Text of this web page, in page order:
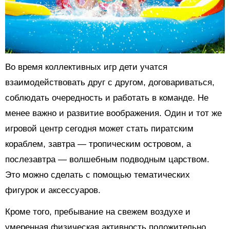
Во время коллективных игр дети учатся
взаимодействовать друг с другом, договариваться,
соблюдать очередность и работать в команде. Не
менее важно и развитие воображения. Один и тот же
игровой центр сегодня может стать пиратским
кораблем, завтра — тропическим островом, а
послезавтра — волшебным подводным царством.
Это можно сделать с помощью тематических
фигурок и аксессуаров.
Кроме того, пребывание на свежем воздухе и